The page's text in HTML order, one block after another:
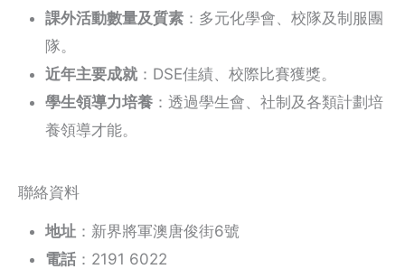
課外活動數量及質素 ：多元化學會、校隊及制服團
隊。
近年主要成就 ：DSE佳績、校際比賽獲獎。
學生領導力培養 ：透過學生會、社制及各類計劃培
養領導才能。
聯絡資料
地址 ：新界將軍澳唐俊街6號
電話 ：2191 6022